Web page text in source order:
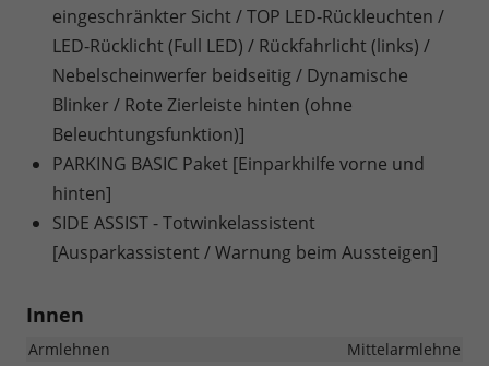
eingeschränkter Sicht / TOP LED-Rückleuchten /
LED-Rücklicht (Full LED) / Rückfahrlicht (links) /
Nebelscheinwerfer beidseitig / Dynamische
Blinker / Rote Zierleiste hinten (ohne
Beleuchtungsfunktion)]
PARKING BASIC Paket [Einparkhilfe vorne und
hinten]
SIDE ASSIST - Totwinkelassistent
[Ausparkassistent / Warnung beim Aussteigen]
Innen
Armlehnen
Mittelarmlehne